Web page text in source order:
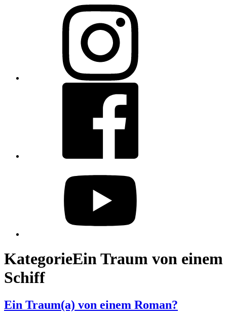
KategorieEin Traum von einem
Schiff
Ein Traum(a) von einem Roman?